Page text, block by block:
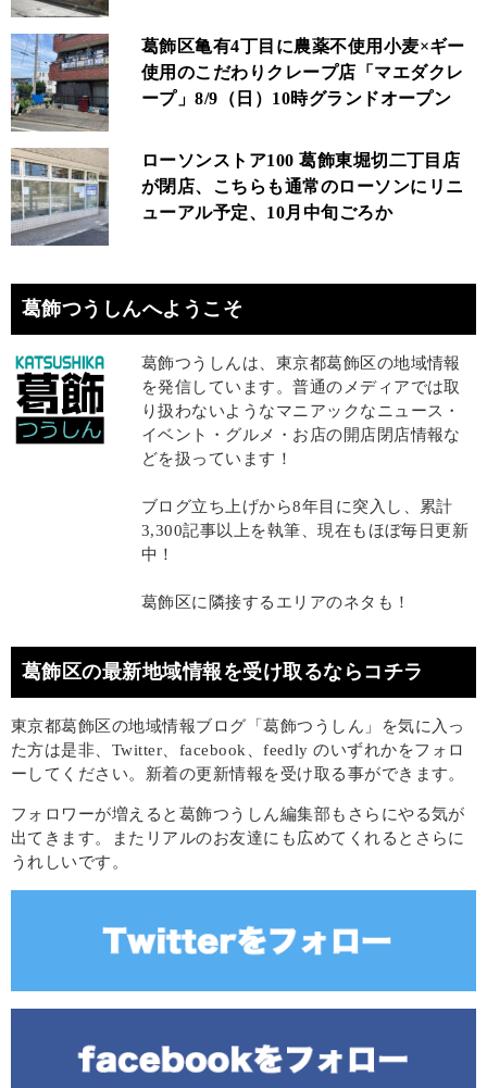
葛飾区亀有4丁目に農薬不使用小麦×ギー
使用のこだわりクレープ店「マエダクレ
ープ」8/9（日）10時グランドオープン
ローソンストア100 葛飾東堀切二丁目店
が閉店、こちらも通常のローソンにリニ
ューアル予定、10月中旬ごろか
葛飾つうしんへようこそ
葛飾つうしんは、東京都葛飾区の地域情報
を発信しています。普通のメディアでは取
り扱わないようなマニアックなニュース・
イベント・グルメ・お店の開店閉店情報な
どを扱っています！
ブログ立ち上げから8年目に突入し、累計
3,300記事以上を執筆、現在もほぼ毎日更新
中！
葛飾区に隣接するエリアのネタも！
葛飾区の最新地域情報を受け取るならコチラ
東京都葛飾区の地域情報ブログ「葛飾つうしん」を気に入っ
た方は是非、Twitter、facebook、feedly のいずれかをフォロ
ーしてください。新着の更新情報を受け取る事ができます。
フォロワーが増えると葛飾つうしん編集部もさらにやる気が
出てきます。またリアルのお友達にも広めてくれるとさらに
うれしいです。